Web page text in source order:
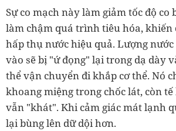
Sự co mạch này làm giảm tốc độ co
làm chậm quá trình tiêu hóa, khiến
hấp thụ nước hiệu quả. Lượng
vào sẽ bị "ứ đọng" lại trong dạ dày
thể vận chuyển đi khắp cơ thể. Nó
khoang miệng trong chốc lát, còn
vẫn "khát". Khi cảm giác mát lạnh
lại bùng lên dữ dội hơn.